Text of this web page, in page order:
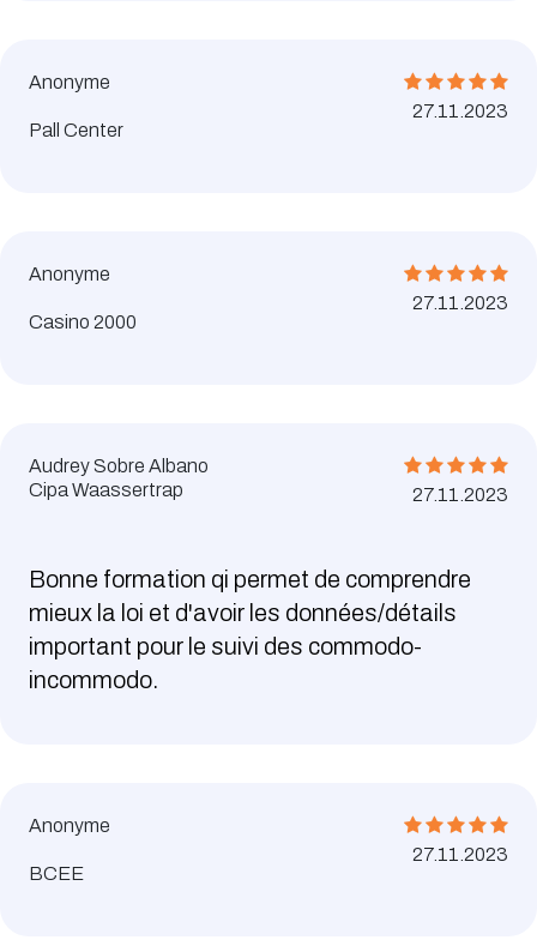
Anonyme
Pall Center
27.11.2023
Anonyme
Casino 2000
27.11.2023
Audrey Sobre Albano
Cipa Waassertrap
27.11.2023
Bonne formation qi permet de comprendre
mieux la loi et d'avoir les données/détails
important pour le suivi des commodo-
incommodo.
Anonyme
BCEE
27.11.2023